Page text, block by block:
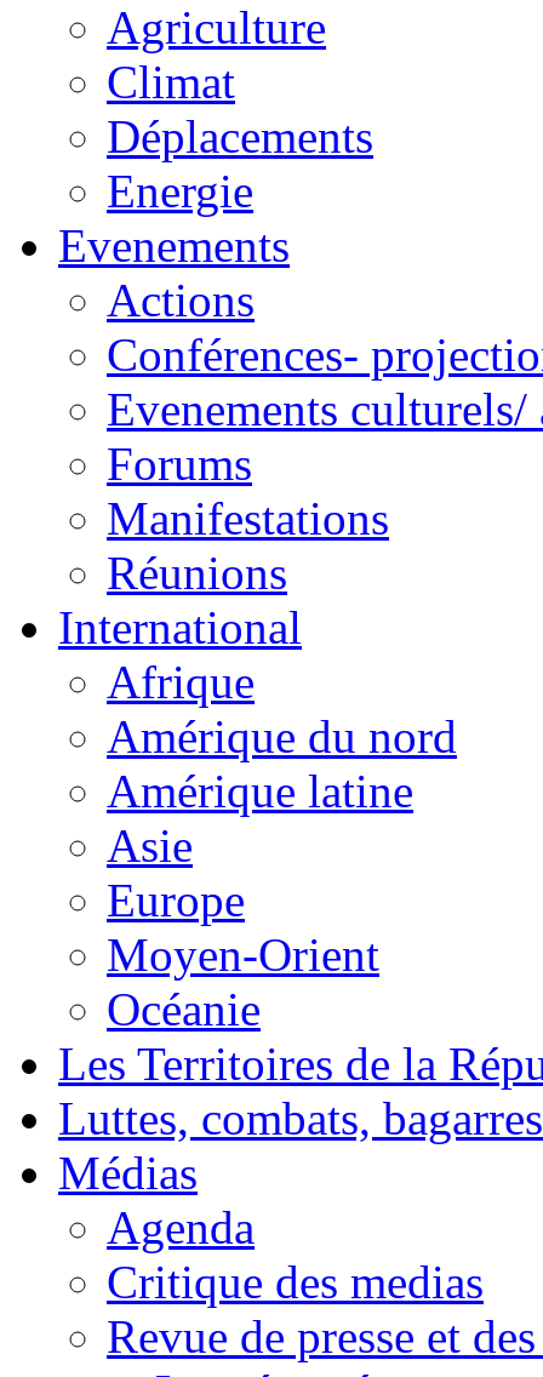
Agriculture
Climat
Déplacements
Energie
Evenements
Actions
Conférences-
Evenements culturels/
Forums
Manifestations
Réunions
International
Afrique
Amérique du nord
Amérique latine
Asie
Europe
Moyen-Orient
Océanie
Les Territoires de la
Luttes, combats, bagarres
Médias
Agenda
Critique des medias
Revue de presse et